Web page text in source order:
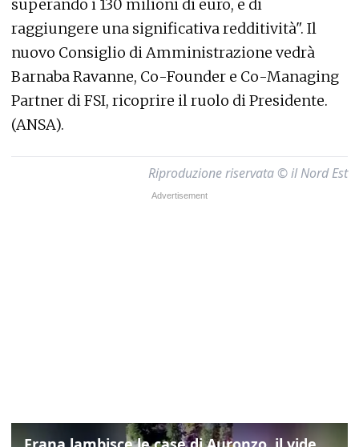
superando i 130 milioni di euro, e di
raggiungere una significativa redditività". Il
nuovo Consiglio di Amministrazione vedrà
Barnaba Ravanne, Co-Founder e Co-Managing
Partner di FSI, ricoprire il ruolo di Presidente.
(ANSA).
Riproduzione riservata © il Nord Est